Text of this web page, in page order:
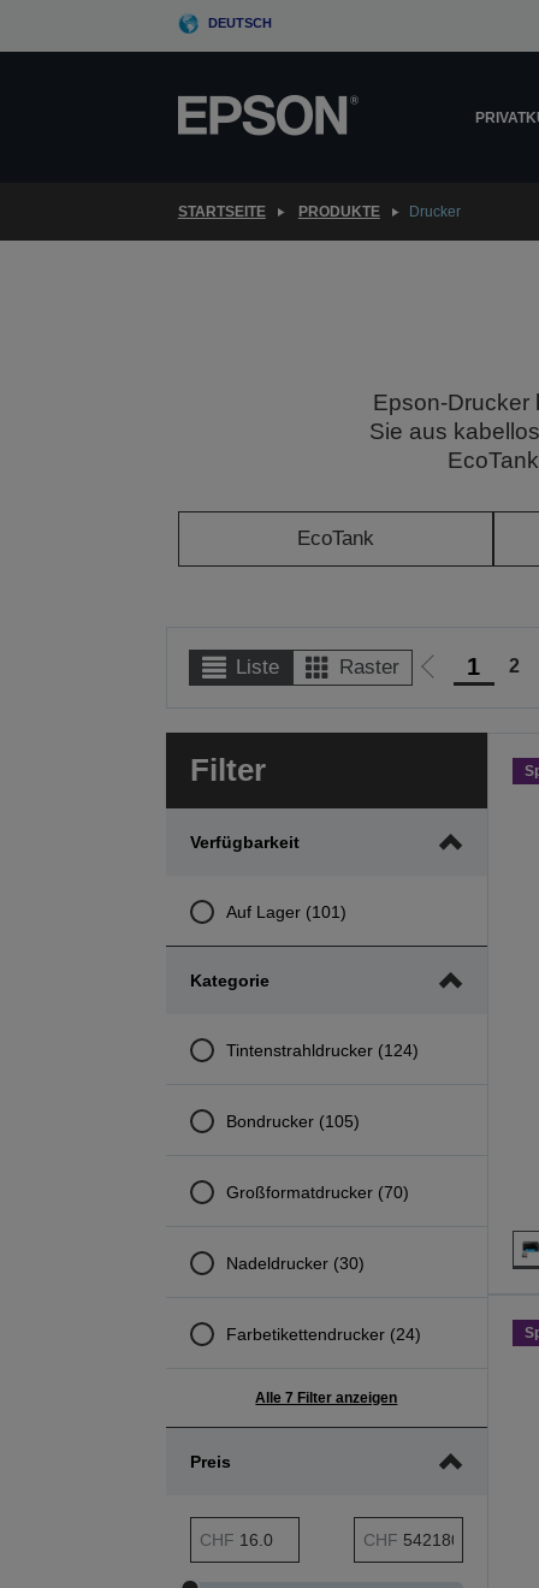
DEUTSCH
STARTSEITE PRODUKTE Drucker
Epson-Drucker
Sie aus
EcoTank
Liste Raster
Zur
Seite
1 2
Filter
Verfügbarkeit
Auf Lager (101)
Kategorie
Tintenstrahldrucker (124)
Bondrucker (105)
Großformatdrucker (70)
Nadeldrucker (30)
Farbetikettendrucker (24)
Alle 7 Filter anzeigen
Preis
Preis min. Bereich
CHF Preis max. Bereich
CHF